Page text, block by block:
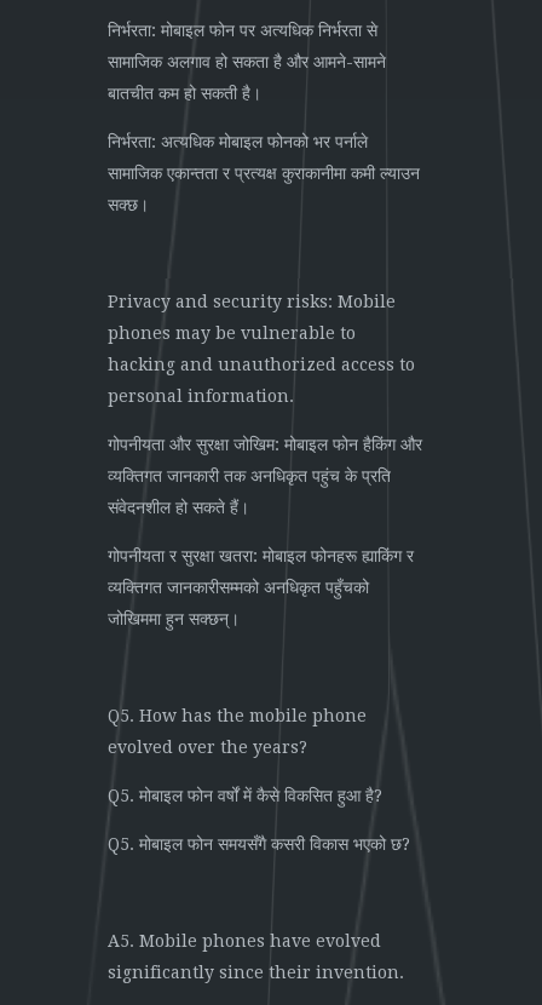
निर्भरता: मोबाइल फोन पर अत्यधिक निर्भरता से
सामाजिक अलगाव हो सकता है और आमने-सामने
बातचीत कम हो सकती है।
निर्भरता: अत्यधिक मोबाइल फोनको भर पर्नाले
सामाजिक एकान्तता र प्रत्यक्ष कुराकानीमा कमी ल्याउन
सक्छ।
Privacy and security risks: Mobile
phones may be vulnerable to
hacking and unauthorized access to
personal information.
गोपनीयता और सुरक्षा जोखिम: मोबाइल फोन हैकिंग और
व्यक्तिगत जानकारी तक अनधिकृत पहुंच के प्रति
संवेदनशील हो सकते हैं।
गोपनीयता र सुरक्षा खतरा: मोबाइल फोनहरू ह्याकिंग र
व्यक्तिगत जानकारीसम्मको अनधिकृत पहुँचको
जोखिममा हुन सक्छन्।
Q5. How has the mobile phone
evolved over the years?
Q5. मोबाइल फोन वर्षों में कैसे विकसित हुआ है?
Q5. मोबाइल फोन समयसँगै कसरी विकास भएको छ?
A5. Mobile phones have evolved
significantly since their invention.